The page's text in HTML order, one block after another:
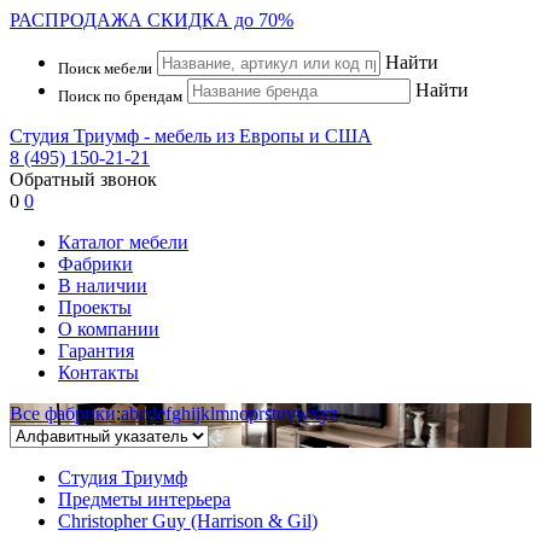
РАСПРОДАЖА СКИДКА до 70%
Поиск мебели Найти
Поиск по брендам Найти
Студия Триумф - мебель из Европы и США
8 (495) 150-21-21
Обратный звонок
0 0
Каталог мебели
Фабрики
В наличии
Проекты
О компании
Гарантия
Контакты
Все фабрики:abcdefghijklmnoprstuvwxyz
Студия Триумф
Предметы интерьера
Christopher Guy (Harrison & Gil)